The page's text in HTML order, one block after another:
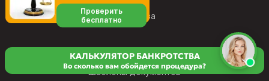
Франшиза
Шаблоны документов
КАЛЬКУЛЯТОР БАНКРОТСТВА
Во сколько вам обойдется процедура?
Проверить
бесплатно